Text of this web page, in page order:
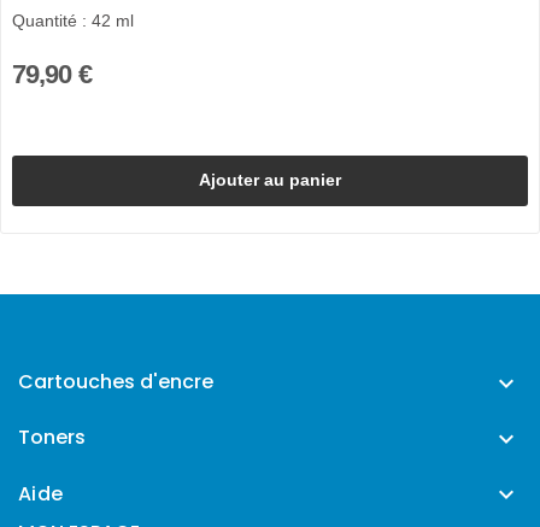
Quantité : 42 ml
79,90 €
Ajouter au panier
Cartouches d'encre 
Toners 
Aide 